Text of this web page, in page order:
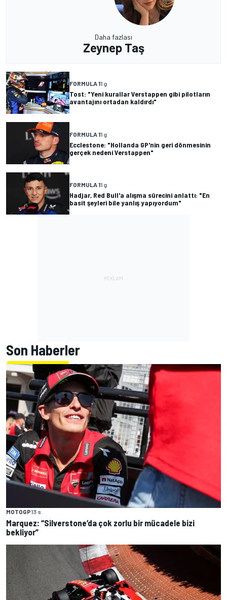
Daha fazlası
Zeynep Taş
FORMULA 11 g
Tost: "Yeni kurallar Verstappen gibi pilotların
avantajını ortadan kaldırdı"
FORMULA 11 g
Ecclestone: "Hollanda GP'nin geri dönmesinin
gerçek nedeni Verstappen"
FORMULA 11 g
Hadjar, Red Bull'a alışma sürecini anlattı: "En
basit şeyleri bile yanlış yapıyordum"
Son Haberler
MOTOGP13 s
Marquez: “Silverstone’da çok zorlu bir mücadele bizi
bekliyor”